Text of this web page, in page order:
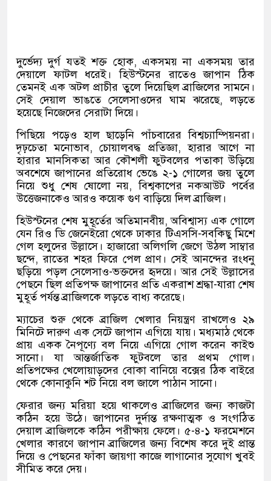
দুর্ভেদ্য দুর্গ যতই শক্ত হোক, একসময় না একসময় তার
দেয়ালে ফাটল ধরেই। হিউস্টনের রাতেও জাপান ঠিক
তেমনই এক অটল প্রাচীর তুলে দিয়েছিল ব্রাজিলের সামনে।
সেই দেয়াল ভাঙতে সেলেসাওদের ঘাম ঝরেছে, লড়তে
হয়েছে নিজেদের সেরাটা দিয়ে।
পিছিয়ে পড়েও হাল ছাড়েনি পাঁচবারের বিশ্বচ্যাম্পিয়নরা।
দৃঢ়চেতা মনোভাব, চোয়ালবদ্ধ প্রতিজ্ঞা, হারার আগে না
হারার মানসিকতা আর কৌশলী ফুটবলের পতাকা উড়িয়ে
অবশেষে জাপানের প্রতিরোধ ভেঙে ২-১ গোলের জয় তুলে
নিয়ে শুধু শেষ ষোলো নয়, বিশ্বকাপের নকআউট পর্বের
উত্তেজনাকেও আরও কয়েক গুণ বাড়িয়ে দিল ব্রাজিল।
হিউস্টনের শেষ মুহূর্তের অতিমানবীয়, অবিশ্বাস্য এক গোলে
যেন রিও ডি জেনেইরো থেকে ঢাকার টিএসসি-সবকিছু মিশে
গেল হলুদের উল্লাসে। হাজারো অলিগলি জেগে উঠল সাম্বার
ছন্দে, রাতের শহর ফিরে পেল প্রাণ। সেই আনন্দের রংধনু
ছড়িয়ে পড়ল সেলেসাও-ভক্তদের হৃদয়ে। আর সেই উল্লাসের
পেছনে ছিল প্রতিপক্ষ জাপানের প্রতি একরাশ শ্রদ্ধা-যারা শেষ
মুহূর্ত পর্যন্ত ব্রাজিলকে লড়তে বাধ্য করেছে।
ম্যাচের শুরু থেকে ব্রাজিল খেলার নিয়ন্ত্রণ রাখলেও ২৯
মিনিটে দারুণ এক সেটে জাপান এগিয়ে যায়। মধ্যমাঠ থেকে
প্রায় একক নৈপূণ্যে বল নিয়ে এগিয়ে গোল করেন কাইশু
সানো। যা আন্তর্জাতিক ফুটবলে তার প্রথম গোল।
প্রতিপক্ষের খেলোয়াড়দের বোকা বানিয়ে বক্সের ঠিক বাইরে
থেকে কোনাকুনি শট নিয়ে বল জালে পাঠান সানো।
ফেরার জন্য মরিয়া হয়ে থাকলেও ব্রাজিলের জন্য কাজটা
কঠিন হয়ে উঠে। জাপানের দুর্দান্ত রক্ষণাত্মক ও সংগঠিত
দেয়াল ব্রাজিলকে কঠিন পরীক্ষায় ফেলে। ৫-৪-১ ফরমেশনে
খেলার কারণে জাপান ব্রাজিলের জন্য বিশেষ করে দুই প্রান্ত
দিয়ে ও পেছনের ফাঁকা জায়গা কাজে লাগানোর সুযোগ খুবই
সীমিত করে দেয়।